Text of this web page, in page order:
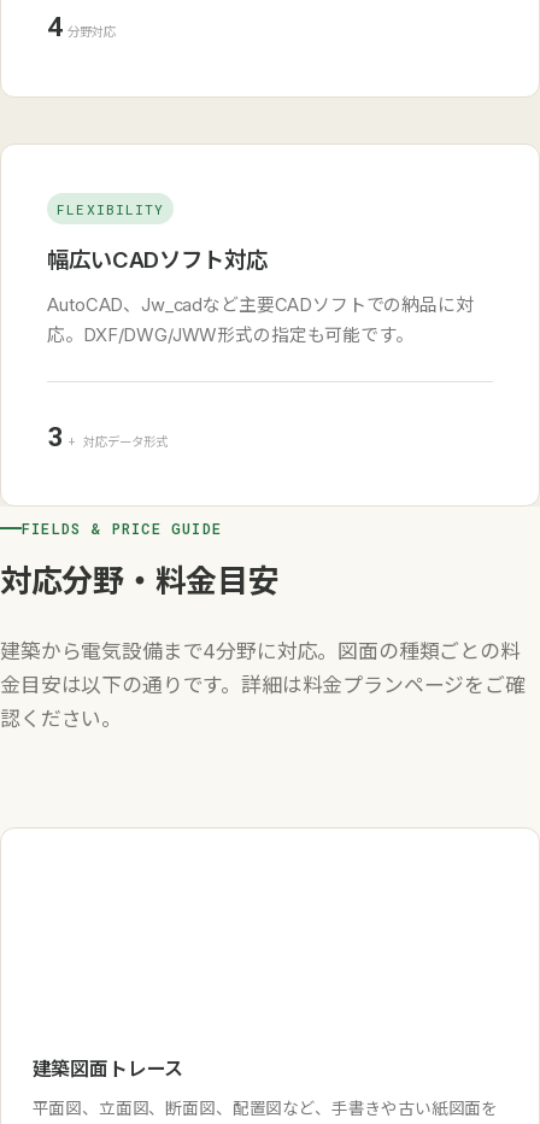
4 分野対応
FLEXIBILITY
幅広いCADソフト対応
AutoCAD、Jw_cadなど主要CADソフトでの納品に対
応。DXF/DWG/JWW形式の指定も可能です。
3 + 対応データ形式
FIELDS & PRICE GUIDE
対応分野・料金目安
建築から電気設備まで4分野に対応。図面の種類ごとの料
金目安は以下の通りです。詳細は料金プランページをご確
認ください。
建築図面トレース
平面図、立面図、断面図、配置図など、手書きや古い紙図面を